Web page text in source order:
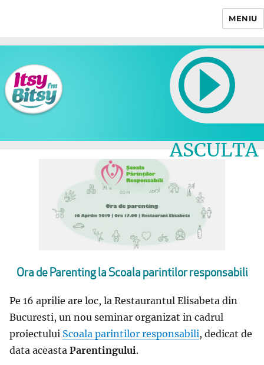
MENIU
ASCULTA
Ora de Parenting la Scoala parintilor responsabili
Pe 16 aprilie are loc, la Restaurantul Elisabeta din
Bucuresti, un nou seminar organizat in cadrul
proiectului Scoala parintilor responsabili, dedicat de
data aceasta Parentingului.